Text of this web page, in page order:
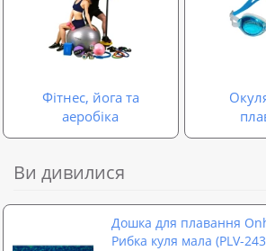
Фітнес, йога та
аеробіка
Ви дивилися
Дошка для плавання
Рибка куля мала (PLV-